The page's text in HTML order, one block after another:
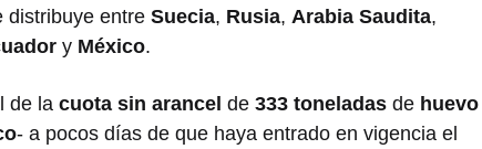
distribuye entre Suecia, Rusia, Arabia Saudita,
y México.
de la cuota sin arancel de 333 toneladas de huevo
- a pocos días de que haya entrado en vigencia el